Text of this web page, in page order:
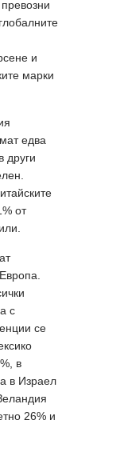
и
марки
едва
други
от
с
се
в
в Израел
26% и